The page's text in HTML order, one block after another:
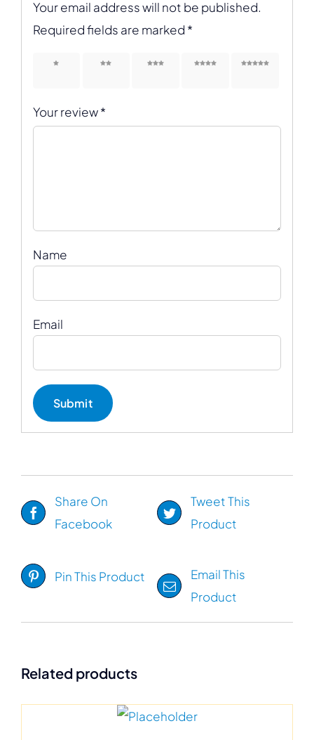
Your email address will not be published.
Required fields are marked *
1 of 5 2 of 5 3 of 5 4 of 5 5 of 5
Your review*
Name
Email
Share On
Facebook
Tweet This
Product
Pin This Product
Email This
Product
Related products